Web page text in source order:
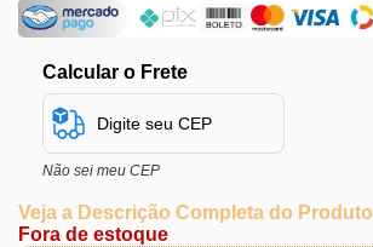
Calcular o Frete
Não sei meu CEP
Veja a Descrição Completa do Produto
Fora de estoque